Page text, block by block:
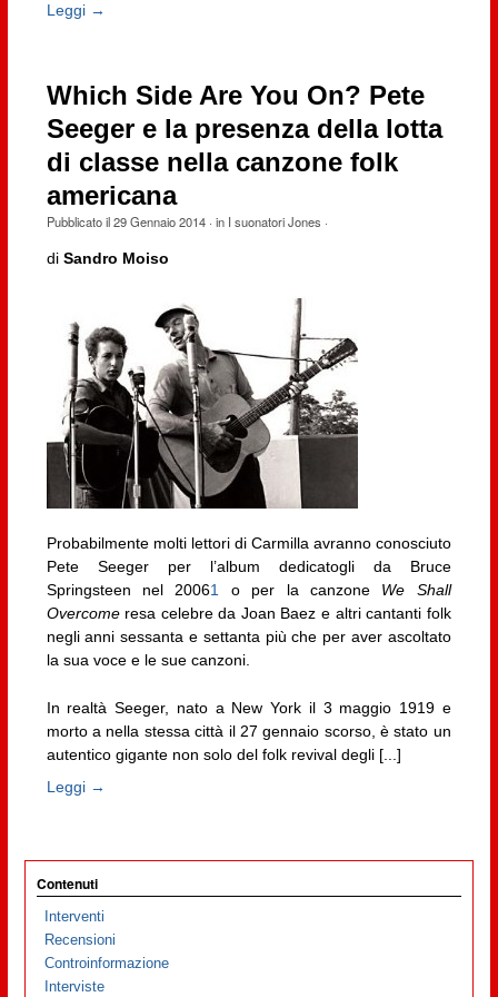
Leggi →
Which Side Are You On? Pete
Seeger e la presenza della lotta
di classe nella canzone folk
americana
Pubblicato il29 Gennaio 2014· in I suonatori Jones ·
di Sandro Moiso
Probabilmente molti lettori di Carmilla avranno conosciuto
Pete Seeger per l’album dedicatogli da Bruce
Springsteen nel 20061 o per la canzone We Shall
Overcomeresa celebre da Joan Baez e altri cantanti folk
negli anni sessanta e settanta più che per aver ascoltato
la sua voce e le sue canzoni.
In realtà Seeger, nato a New York il 3 maggio 1919 e
morto a nella stessa città il 27 gennaio scorso, è stato un
autentico gigante non solo del folk revival degli [...]
Leggi →
Contenuti
Interventi
Recensioni
Controinformazione
Interviste